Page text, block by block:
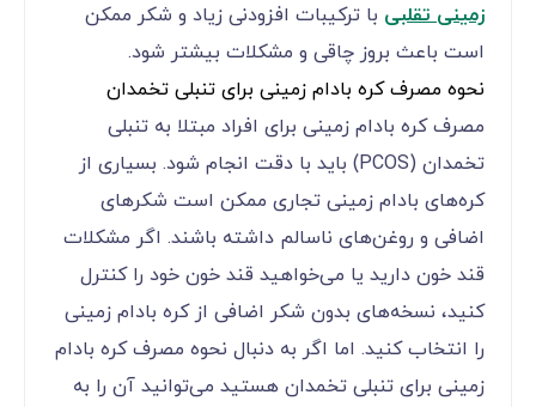
زمینی تقلبی با ترکیبات افزودنی زیاد و شکر ممکن
است باعث بروز چاقی و مشکلات بیشتر شود.
نحوه مصرف کره بادام زمینی برای تنبلی تخمدان
مصرف کره بادام زمینی برای افراد مبتلا به تنبلی
تخمدان (PCOS) باید با دقت انجام شود. بسیاری از
کره‌های بادام زمینی تجاری ممکن است شکرهای
اضافی و روغن‌های ناسالم داشته باشند. اگر مشکلات
قند خون دارید یا می‌خواهید قند خون خود را کنترل
کنید، نسخه‌های بدون شکر اضافی از کره بادام زمینی
را انتخاب کنید. اما اگر به دنبال نحوه مصرف کره بادام
زمینی برای تنبلی تخمدان هستید می‌توانید آن را به